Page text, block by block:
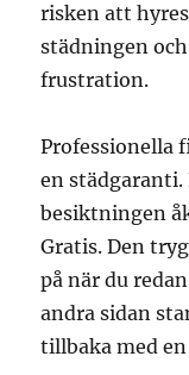
risken att
städningen
frustration.
Professionella
en
besiktningen
Gratis. Den
på när du
andra sidan
tillbaka med